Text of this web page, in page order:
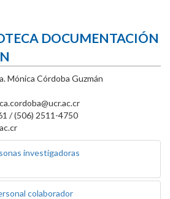
DOCUMENTACIÓN
Mónica Córdoba Guzmán
/ (506) 2511-4750
investigadoras
colaborador